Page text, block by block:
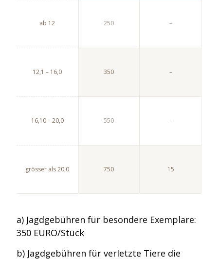
ab 12
12,1 – 16,0
16,10 – 20,0
grösser als 20,0
250
350
550
750
–
–
–
15
a) Jagdgebühren für besondere Exemplare:
350 EURO/Stück
b) Jagdgebühren für verletzte Tiere die